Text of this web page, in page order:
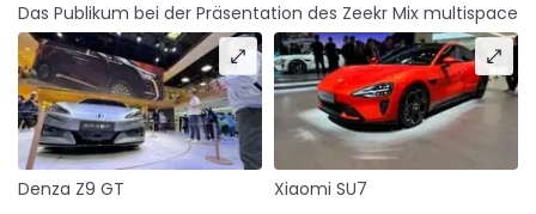
Das Publikum bei der Präsentation des Zeekr Mix multispace
Denza Z9 GT Xiaomi SU7